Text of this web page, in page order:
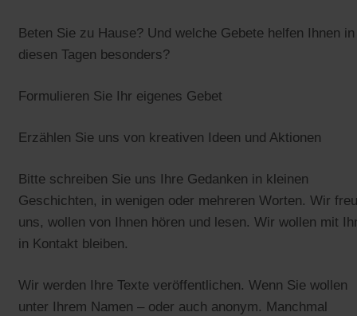
Beten Sie zu Hause? Und welche Gebete helfen Ihnen in
diesen Tagen besonders?
Formulieren Sie Ihr eigenes Gebet
Erzählen Sie uns von kreativen Ideen und Aktionen
Bitte schreiben Sie uns Ihre Gedanken in kleinen
Geschichten, in wenigen oder mehreren Worten. Wir
uns, wollen von Ihnen hören und lesen. Wir wollen mit
in Kontakt bleiben.
Wir werden Ihre Texte veröffentlichen. Wenn Sie wollen
unter Ihrem Namen – oder auch anonym. Manchmal